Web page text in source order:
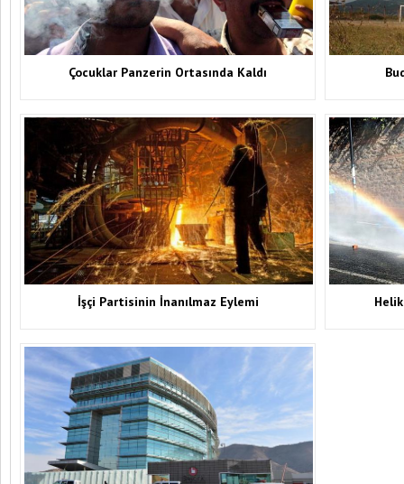
Çocuklar Panzerin Ortasında Kaldı
İşçi Partisinin İnanılmaz Eylemi